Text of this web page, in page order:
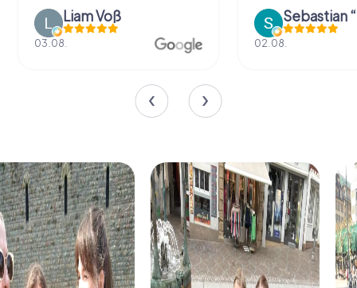
Liam Voß
03.08. 02.08.